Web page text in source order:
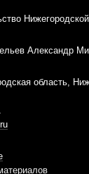
Александр
область,